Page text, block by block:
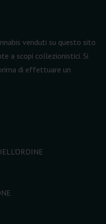
venduti su questo sito
a scopi collezionistici. Si
di effettuare un